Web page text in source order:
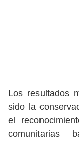
Los resultados
sido la
el